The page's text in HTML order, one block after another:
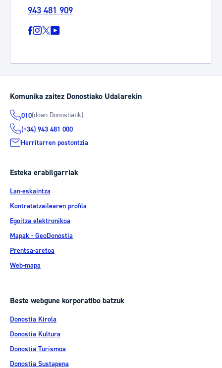
943 481 909
Komunika zaitez Donostiako Udalarekin
010(doan Donostiatik)
(+34) 943 481 000
Herritarren postontzia
Esteka erabilgarriak
Lan-eskaintza
Kontratatzailearen profila
Egoitza elektronikoa
Mapak - GeoDonostia
Prentsa-aretoa
Web-mapa
Beste webgune korporatibo batzuk
Donostia Kirola
Donostia Kultura
Donostia Turismoa
Donostia Sustapena